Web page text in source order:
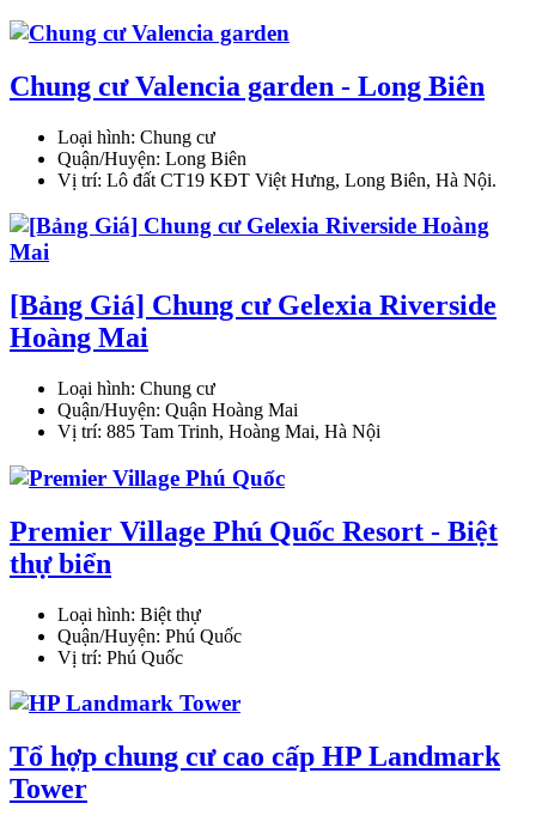
Chung cư Valencia garden - Long Biên
Loại hình: Chung cư
Quận/Huyện: Long Biên
Vị trí: Lô đất CT19 KĐT Việt Hưng, Long Biên, Hà Nội.
[Bảng Giá] Chung cư Gelexia Riverside
Hoàng Mai
Loại hình: Chung cư
Quận/Huyện: Quận Hoàng Mai
Vị trí: 885 Tam Trinh, Hoàng Mai, Hà Nội
Premier Village Phú Quốc Resort - Biệt
thự biển
Loại hình: Biệt thự
Quận/Huyện: Phú Quốc
Vị trí: Phú Quốc
Tổ hợp chung cư cao cấp HP Landmark
Tower